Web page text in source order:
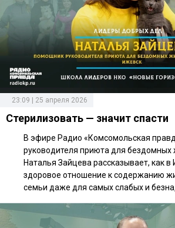
23:09 | 25 апреля 2026
Стерилизовать — значит спасти
В эфире Радио «Комсомольская
руководителя приюта для бездомных
Наталья Зайцева рассказывает, как
здоровое отношение к содержанию
семьи даже для самых слабых и